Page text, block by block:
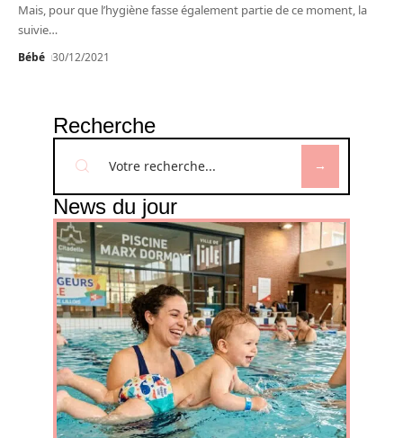
Mais, pour que l’hygiène fasse également partie de ce moment, la
suivie…
Bébé 30/12/2021
Recherche
News du jour